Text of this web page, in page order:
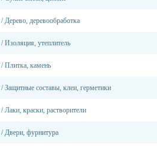
/Дерево, деревообработка
/Изоляция, утеплитель
/Плитка, камень
/Защитные составы, клеи, герметики
/Лаки, краски, растворители
/Двери, фурнитура